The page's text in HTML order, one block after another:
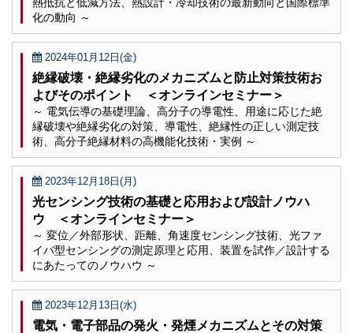
化の動向 ～
2024年01月12日(金)
絶縁破壊・絶縁劣化のメカニズムと防止対策技術お
よびそのポイント ＜オンラインセミナー＞
～ 電気伝導の基礎理論、高分子の導電性、用途に応じた絶
縁破壊や絶縁劣化の対策、導電性、絶縁性の正しい測定技
術、高分子絶縁材料の高機能化技術・実例 ～
2023年12月18日(月)
光センシング技術の基礎と応用および設計ノウハ
ウ ＜オンラインセミナー＞
～ 変位／外部形状、距離、角速度センシング技術、光ファ
イバ型センシングの測定原理と応用、装置を試作／設計する
にあたってのノウハウ ～
2023年12月13日(水)
電気・電子部品の発火・発煙メカニズムとその対策